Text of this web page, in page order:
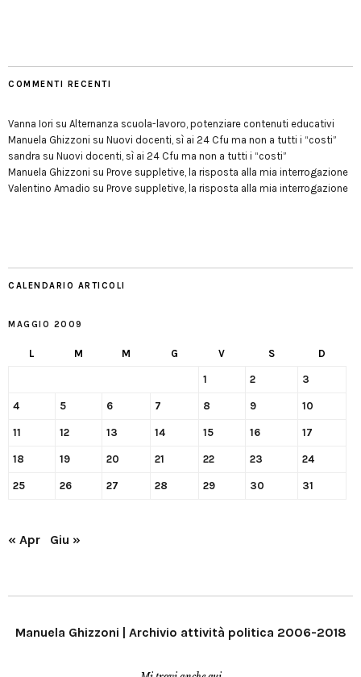
COMMENTI RECENTI
Vanna Iori su Alternanza scuola-lavoro, potenziare contenuti educativi
Manuela Ghizzoni su Nuovi docenti, sì ai 24 Cfu ma non a tutti i “costi”
sandra su Nuovi docenti, sì ai 24 Cfu ma non a tutti i “costi”
Manuela Ghizzoni su Prove suppletive, la risposta alla mia interrogazione
Valentino Amadio su Prove suppletive, la risposta alla mia interrogazione
CALENDARIO ARTICOLI
MAGGIO 2009
L M M G V S D
1 2 3
4 5 6 7 8 9 10
11 12 13 14 15 16 17
18 19 20 21 22 23 24
25 26 27 28 29 30 31
« Apr Giu »
Manuela Ghizzoni | Archivio attività politica 2006-2018